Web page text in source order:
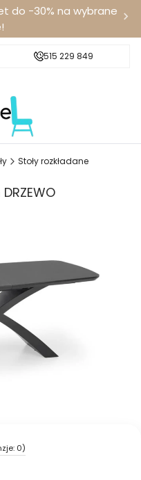
do -30% na wybrane
dostawa od 100 zł
515 229 849
Stoły rozkładane
0)